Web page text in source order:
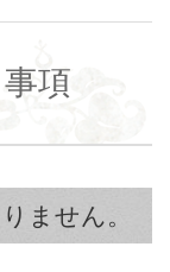
項
ません。